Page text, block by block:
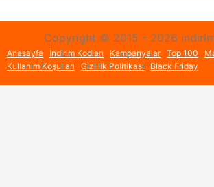
Copyright © 2015 - 2026
Anasayfa İndirim Kodları Kampanyalar Top 100
Kullanım Koşulları
Gizlilik Politikası Black Friday